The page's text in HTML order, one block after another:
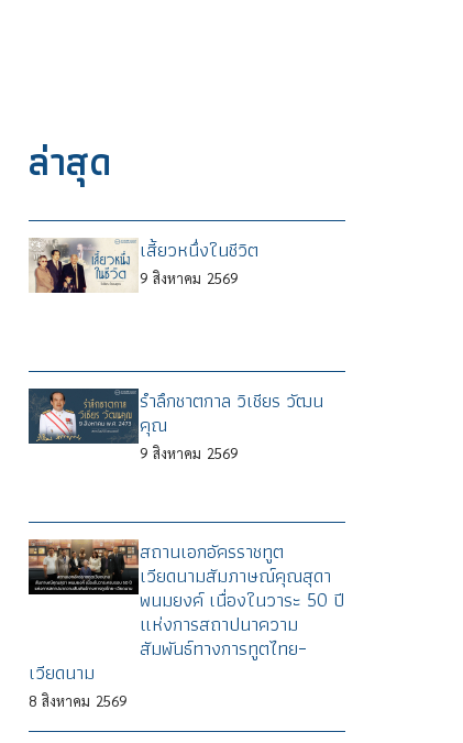
ล่าสุด
เสี้ยวหนึ่งในชีวิต
9 สิงหาคม 2569
รำลึกชาตกาล วิเชียร วัฒน
คุณ
9 สิงหาคม 2569
สถานเอกอัครราชทูต
เวียดนามสัมภาษณ์คุณสุดา
พนมยงค์ เนื่องในวาระ 50 ปี
แห่งการสถาปนาความ
สัมพันธ์ทางการทูตไทย–
เวียดนาม
8 สิงหาคม 2569